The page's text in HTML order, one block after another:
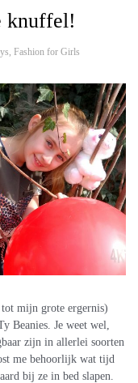
knuffel!
, Fashion for Girls
mijn grote ergernis)
Beanies. Je weet wel,
zijn in allerlei soorten
me behoorlijk wat tijd
bij ze in bed slapen.